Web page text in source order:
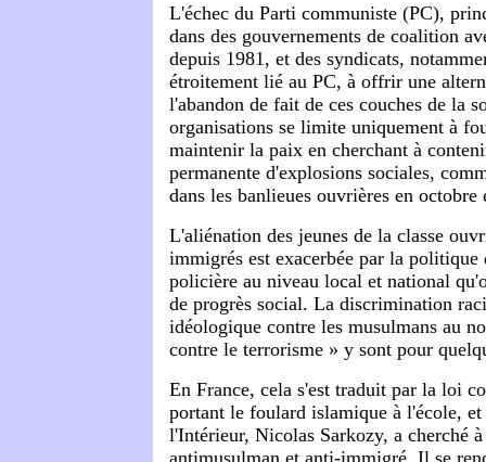
L'échec du Parti communiste (PC),
dans des gouvernements de coalition
depuis 1981, et des syndicats,
étroitement lié au PC, à offrir une
l'abandon de fait de ces couches de la
organisations se limite uniquement à
maintenir la paix en cherchant à
permanente d'explosions sociales,
dans les banlieues ouvrières en
L'aliénation des jeunes de la classe
immigrés est exacerbée par la politique
policière au niveau local et national
de progrès social. La discrimination
idéologique contre les musulmans au
contre le terrorisme » y sont pour
En France, cela s'est traduit par la loi
portant le foulard islamique à l'école,
l'Intérieur, Nicolas Sarkozy, a cherché
antimusulman et anti-immigré. Il se